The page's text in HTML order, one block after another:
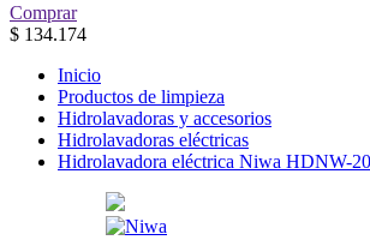
Comprar
$ 134.174
Inicio
Productos de limpieza
Hidrolavadoras y accesorios
Hidrolavadoras eléctricas
Hidrolavadora eléctrica Niwa HDNW-